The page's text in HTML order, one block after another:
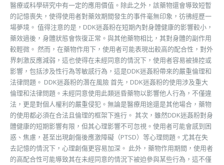
醫療或科學研究中有一定的應用價值。除此之外，該藥物還會導致短暫
的記憶喪失，使得使用者對藥效期間發生的事件毫無印象，彷彿經歷一
場夢境。 值得注意的是，DDK迷姦粉在短期內對身體健康的影響較小，
藥效過後，身體狀態會恢復正常。與其他藥物相比，其對身體的副作用
較輕微。 然而，在藥物作用下，使用者可能表現出較高的配合性，對外
界刺激反應減弱，這也使得在未經同意的情況下，使用者容易被操控或
影響，包括涉及性行為等敏感行為，這是DDK迷姦粉帶來的嚴重倫理和
法律問題。 DDK迷姦粉的潛在風險 首先，DDK迷姦粉的使用涉及重大
倫理和法律問題。未經同意使用此類迷昏藥物以影響他人行為，不僅違
法，更是對個人權利的嚴重侵犯。無論是醫療用途還是其他場合，藥物
的使用都必須在合法且倫理的框架下進行。 其次，雖然DDK迷姦粉對身
體健康的短期影響有限，但其心理影響不可忽視。使用者可能會感到困
惑、焦慮，甚至出現創傷後應激障礙（PTSD）等心理問題。尤其在失
去記憶的情況下，心理創傷更容易加深。 此外，藥物作用期間，使用者
的高配合性可能導致其在未經同意的情況下被迫參與某些行為，這不僅